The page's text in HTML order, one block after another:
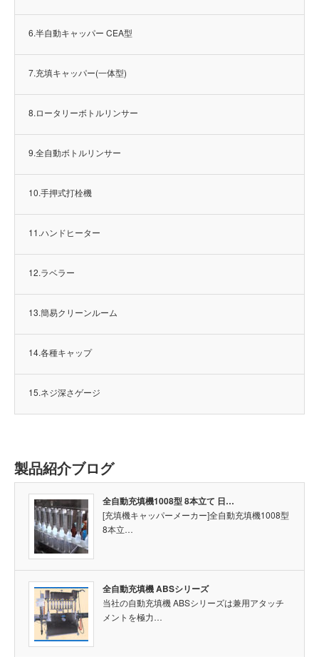
6.半自動キャッパー CEA型
7.充填キャッパー(一体型)
8.ロータリーボトルリンサー
9.全自動ボトルリンサー
10.手押式打栓機
11.ハンドヒーター
12.ラベラー
13.簡易クリーンルーム
14.各種キャップ
15.ネジ深さゲージ
製品紹介ブログ
全自動充填機1008型 8本立て 日…
[充填機キャッパーメーカー]全自動充填機1008型
8本立…
全自動充填機 ABSシリーズ
当社の自動充填機 ABSシリーズは兼用アタッチ
メントを極力…